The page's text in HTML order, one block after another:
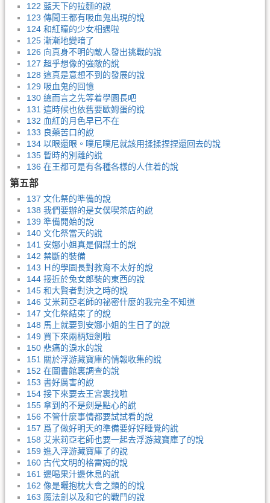
122 藍天下的拉麵的說
123 傳聞王都有吸血鬼出現的說
124 和紅瞳的少女相遇啦
125 漸漸地變暗了
126 向真身不明的敵人發出挑戰的說
127 超乎想像的強敵的說
128 這真是意想不到的發展的說
129 吸血鬼的回憶
130 總而言之先等着學園長吧
131 這時候也依舊要歐姆蛋的說
132 血紅的月色早已不在
133 良藥苦口的說
134 以眼還眼。噗尼噗尼就該用揉揉捏捏還回去的說
135 暫時的別離的說
136 在王都可是有各種各樣的人住着的說
第五部
137 文化祭的準備的說
138 我們要辦的是女僕喫茶店的說
139 準備開始的說
140 文化祭當天的說
141 安娜小姐真是個謀士的說
142 禁斷的裝備
143 Ｈ的學園長對教育不太好的說
144 接近於兔女郎裝的東西的說
145 和大賢者對決之時的說
146 艾米莉亞老師的祕密什麼的我完全不知道
147 文化祭結束了的說
148 馬上就要到安娜小姐的生日了的說
149 買下來兩柄短劍啦
150 悲痛的淚水的說
151 關於浮游藏寶庫的情報收集的說
152 在圖書館裏調查的說
153 書好厲害的說
154 接下來要去王宮裏找啦
155 拿到的不是劍是點心的說
156 不管什麼事情都要試試看的說
157 爲了做好明天的準備要好好睡覺的說
158 艾米莉亞老師也要一起去浮游藏寶庫了的說
159 進入浮游藏寶庫了的說
160 古代文明的格雷姆的說
161 邊喝果汁邊休息的說
162 像是曬抱枕大會之類的的說
163 魔法劍以及和它的戰鬥的說